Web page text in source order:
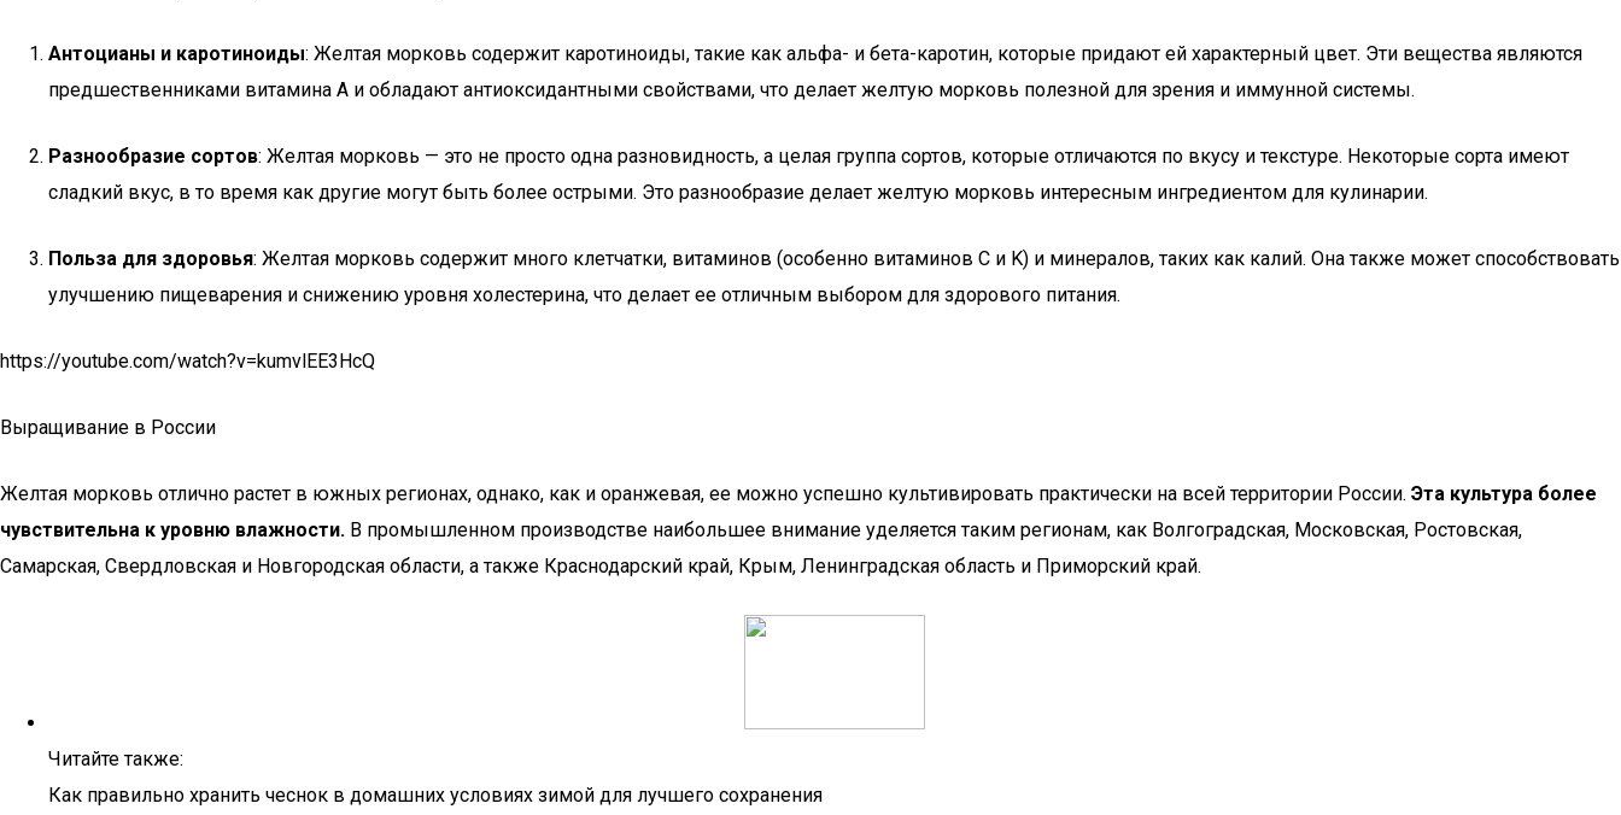
Антоцианы и каротиноиды: Желтая морковь содержит каротиноиды, такие как альфа- и бета-каротин, которые придают ей характерный цвет. Эти вещества являются
предшественниками витамина A и обладают антиоксидантными свойствами, что делает желтую морковь полезной для зрения и иммунной системы.
Разнообразие сортов: Желтая морковь — это не просто одна разновидность, а целая группа сортов, которые отличаются по вкусу и текстуре. Некоторые сорта имеют
сладкий вкус, в то время как другие могут быть более острыми. Это разнообразие делает желтую морковь интересным ингредиентом для кулинарии.
Польза для здоровья: Желтая морковь содержит много клетчатки, витаминов (особенно витаминов C и K) и минералов, таких как калий. Она также может способствовать
улучшению пищеварения и снижению уровня холестерина, что делает ее отличным выбором для здорового питания.
https://youtube.com/watch?v=kumvlEE3HcQ
Выращивание в России
Желтая морковь отлично растет в южных регионах, однако, как и оранжевая, ее можно успешно культивировать практически на всей территории России. Эта культура более
чувствительна к уровню влажности. В промышленном производстве наибольшее внимание уделяется таким регионам, как Волгоградская, Московская, Ростовская,
Самарская, Свердловская и Новгородская области, а также Краснодарский край, Крым, Ленинградская область и Приморский край.
Читайте также:
Как правильно хранить чеснок в домашних условиях зимой для лучшего сохранения